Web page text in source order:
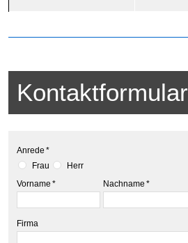
Kontaktformular
Anrede *
Frau
Herr
Vorname * Nachname *
Firma